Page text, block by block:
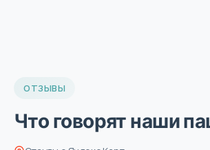
ОТЗЫВЫ
Что говорят наши